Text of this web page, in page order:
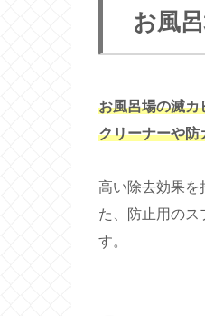
お風
お風呂場の滅カ
クリーナーや防
高い除去効果を
た、防止用のス
す。